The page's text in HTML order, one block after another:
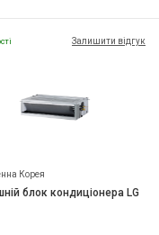
Залишити відгук
Корея
блок кондиціонера LG